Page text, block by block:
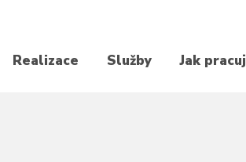
Realizace Služby Jak